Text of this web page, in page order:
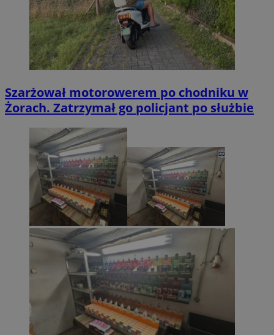
Szarżował motorowerem po chodniku w
Żorach. Zatrzymał go policjant po służbie